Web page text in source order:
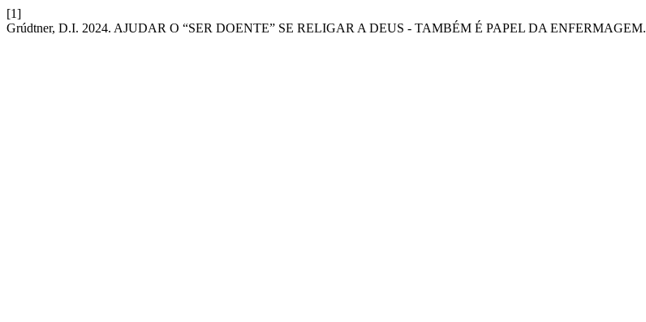
[1]
Grúdtner, D.I. 2024. AJUDAR O “SER DOENTE” SE RELIGAR A DEUS - TAMBÉM É PAPEL DA ENFERMAGEM.